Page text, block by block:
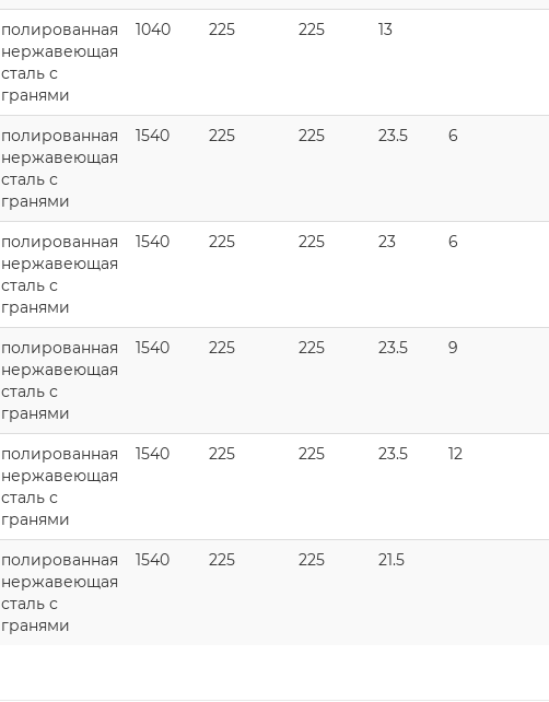
полированная
нержавеющая
сталь с
гранями
1040 225 225 13
полированная
нержавеющая
сталь с
гранями
1540 225 225 23.5 6
полированная
нержавеющая
сталь с
гранями
1540 225 225 23 6
полированная
нержавеющая
сталь с
гранями
1540 225 225 23.5 9
полированная
нержавеющая
сталь с
гранями
1540 225 225 23.5 12
полированная
нержавеющая
сталь с
гранями
1540 225 225 21.5